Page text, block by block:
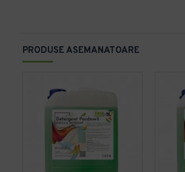
PRODUSE ASEMANATOARE